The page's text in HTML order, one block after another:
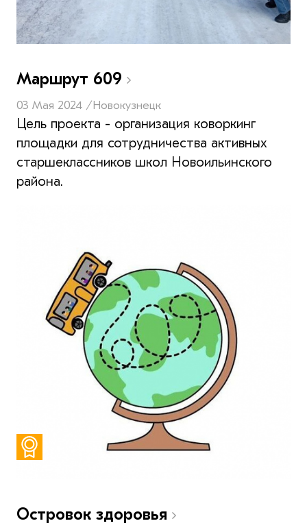
Маршрут 609
03 Мая 2024 /Новокузнецк
Цель проекта - организация коворкинг
площадки для сотрудничества активных
старшеклассников школ Новоильинского
района.
Островок здоровья